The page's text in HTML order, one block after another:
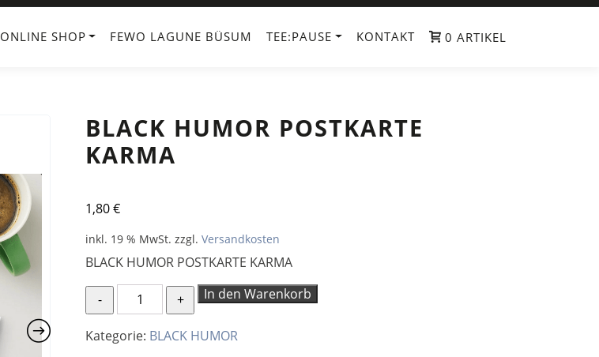
ONLINE SHOP FEWO LAGUNE BÜSUM TEE:PAUSE KONTAKT 0 ARTIKEL
BLACK HUMOR POSTKARTE
KARMA
1,80€
inkl. 19 % MwSt. zzgl.Versandkosten
BLACK HUMOR POSTKARTE KARMA
BLACK
HUMOR
POSTKARTE
KARMA
In den Warenkorb
Kategorie: BLACK HUMOR